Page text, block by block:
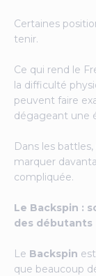
Certaines
tenir.
Ce qui rend le
la difficulté
peuvent faire
dégageant une
Dans les
marquer
compliquée.
Le Backspin :
des débutants
Le Backspin
que beaucoup